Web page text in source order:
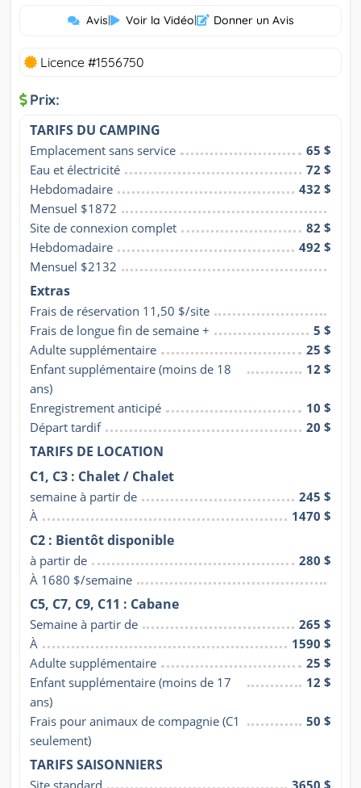
Avis| Voir la Vidéo| Donner un Avis
Licence #1556750
Prix:
TARIFS DU CAMPING
Emplacement sans service
65 $
Eau et électricité
72 $
Hebdomadaire
432 $
Mensuel $1872
Site de connexion complet
82 $
Hebdomadaire
492 $
Mensuel $2132
Extras
Frais de réservation 11,50 $/site
Frais de longue fin de semaine +
5 $
Adulte supplémentaire
25 $
Enfant supplémentaire (moins de 18
ans)
12 $
Enregistrement anticipé
10 $
Départ tardif
20 $
TARIFS DE LOCATION
C1, C3 : Chalet / Chalet
semaine à partir de
245 $
À
1470 $
C2 : Bientôt disponible
à partir de
280 $
À 1680 $/semaine
C5, C7, C9, C11 : Cabane
Semaine à partir de
265 $
À
1590 $
Adulte supplémentaire
25 $
Enfant supplémentaire (moins de 17
ans)
12 $
Frais pour animaux de compagnie (C1
seulement)
50 $
TARIFS SAISONNIERS